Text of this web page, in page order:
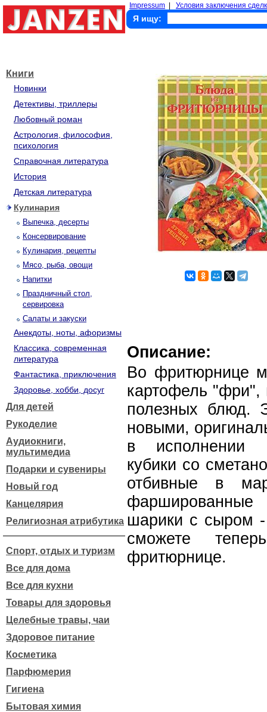
Impressum Условия заключения
Я ищу:
Книги
Новинки
Детективы, триллеры
Любовный роман
Астрология, философия,
психология
Справочная литература
История
Детская литература
Кулинария
Выпечка, десерты
Консервирование
Кулинария, рецепты
Мясо, рыба, овощи
Напитки
Праздничный стол,
сервировка
Салаты и закуски
Анекдоты, ноты, афоризмы
Классика, современная
литература
Фантастика, приключения
Здоровье, хобби, досуг
Для детей
Рукоделие
Аудиокниги,
мультимедиа
Подарки и сувениры
Новый год
Канцелярия
Религиозная атрибутика
Спорт, отдых и туризм
Все для дома
Все для кухни
Товары для здоровья
Целебные травы, чаи
Здоровое питание
Косметика
Парфюмерия
Гигиена
Бытовая химия
Описание:
Во фритюрнице
картофель "фри",
полезных блюд.
новыми,
в исполнении
кубики со
отбивные в
шарики с сыром -
сможете
фритюрнице.